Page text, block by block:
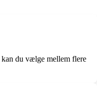
du vælge mellem flere